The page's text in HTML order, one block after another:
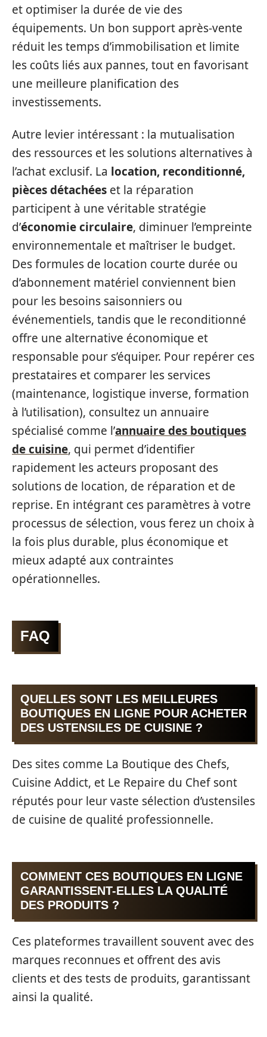
et optimiser la durée de vie des
équipements. Un bon support après-vente
réduit les temps d’immobilisation et limite
les coûts liés aux pannes, tout en favorisant
une meilleure planification des
investissements.
Autre levier intéressant : la mutualisation
des ressources et les solutions alternatives à
l’achat exclusif. La location, reconditionné,
pièces détachées et la réparation
participent à une véritable stratégie
d’économie circulaire, diminuer l’empreinte
environnementale et maîtriser le budget.
Des formules de location courte durée ou
d’abonnement matériel conviennent bien
pour les besoins saisonniers ou
événementiels, tandis que le reconditionné
offre une alternative économique et
responsable pour s’équiper. Pour repérer ces
prestataires et comparer les services
(maintenance, logistique inverse, formation
à l’utilisation), consultez un annuaire
spécialisé comme l’annuaire des boutiques
de cuisine, qui permet d’identifier
rapidement les acteurs proposant des
solutions de location, de réparation et de
reprise. En intégrant ces paramètres à votre
processus de sélection, vous ferez un choix à
la fois plus durable, plus économique et
mieux adapté aux contraintes
opérationnelles.
FAQ
QUELLES SONT LES MEILLEURES
BOUTIQUES EN LIGNE POUR ACHETER
DES USTENSILES DE CUISINE ?
Des sites comme La Boutique des Chefs,
Cuisine Addict, et Le Repaire du Chef sont
réputés pour leur vaste sélection d’ustensiles
de cuisine de qualité professionnelle.
COMMENT CES BOUTIQUES EN LIGNE
GARANTISSENT-ELLES LA QUALITÉ
DES PRODUITS ?
Ces plateformes travaillent souvent avec des
marques reconnues et offrent des avis
clients et des tests de produits, garantissant
ainsi la qualité.